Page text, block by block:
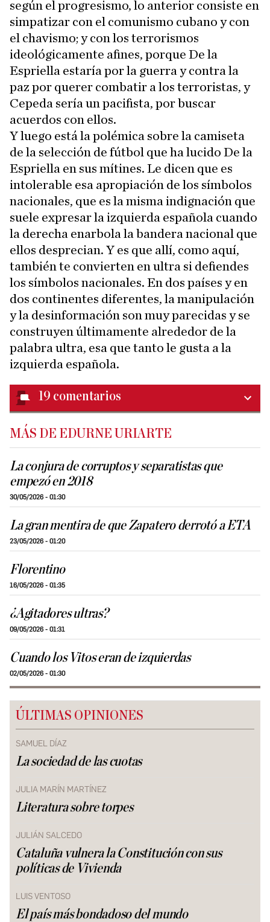
según el progresismo, lo anterior consiste en
simpatizar con el comunismo cubano y con
el chavismo; y con los terrorismos
ideológicamente afines, porque De la
Espriella estaría por la guerra y contra la
paz por querer combatir a los terroristas, y
Cepeda sería un pacifista, por buscar
acuerdos con ellos.
Y luego está la polémica sobre la camiseta
de la selección de fútbol que ha lucido De la
Espriella en sus mítines. Le dicen que es
intolerable esa apropiación de los símbolos
nacionales, que es la misma indignación que
suele expresar la izquierda española cuando
la derecha enarbola la bandera nacional que
ellos desprecian. Y es que allí, como aquí,
también te convierten en ultra si defiendes
los símbolos nacionales. En dos países y en
dos continentes diferentes, la manipulación
y la desinformación son muy parecidas y se
construyen últimamente alrededor de la
palabra ultra, esa que tanto le gusta a la
izquierda española.
19 comentarios
MÁS DE EDURNE URIARTE
La conjura de corruptos y separatistas que
empezó en 2018
30/05/2026 - 01:30
La gran mentira de que Zapatero derrotó a ETA
23/05/2026 - 01:20
Florentino
16/05/2026 - 01:35
¿Agitadores ultras?
09/05/2026 - 01:31
Cuando los Vitos eran de izquierdas
02/05/2026 - 01:30
ÚLTIMAS OPINIONES
SAMUEL DÍAZ
La sociedad de las cuotas
JULIA MARÍN MARTÍNEZ
Literatura sobre torpes
JULIÁN SALCEDO
Cataluña vulnera la Constitución con sus
políticas de Vivienda
LUIS VENTOSO
El país más bondadoso del mundo